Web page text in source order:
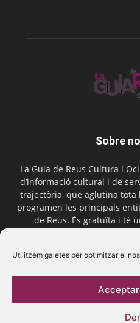
Utilitzem galetes per optimitzar el
Sobre
La Guia de Reus Cultura i
d’informació cultural i de
trajectòria, que aglutina tota
programen les principals
de Reus. És gratuïta i té